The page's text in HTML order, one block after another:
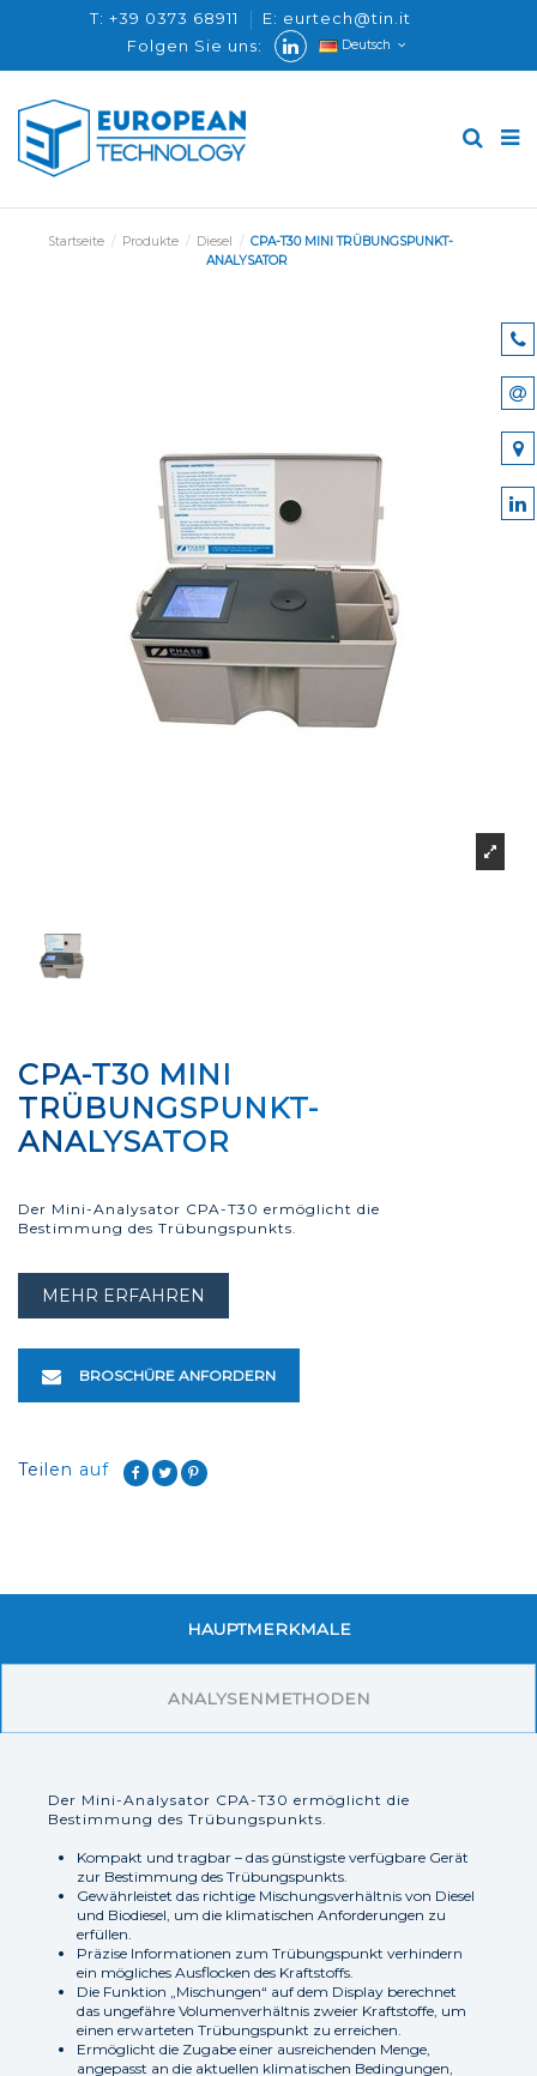
T: +39 0373 68911
E: eurtech@tin.it
Folgen Sie uns:
Deutsch
Startseite Produkte Diesel
CPA-T30 MINI TRÜBUNGSPUNKT-
ANALYSATOR
CPA-T30 MINI
TRÜBUNGSPUNKT-
ANALYSATOR
Der Mini-Analysator CPA-T30 ermöglicht die
Bestimmung des Trübungspunkts.
MEHR ERFAHREN
BROSCHÜRE ANFORDERN
Teilen auf
HAUPTMERKMALE
ANALYSENMETHODEN
Der Mini-Analysator CPA-T30 ermöglicht die
Bestimmung des Trübungspunkts.
Kompakt und tragbar – das günstigste verfügbare Gerät
zur Bestimmung des Trübungspunkts.
Gewährleistet das richtige Mischungsverhältnis von Diesel
und Biodiesel, um die klimatischen Anforderungen zu
erfüllen.
Präzise Informationen zum Trübungspunkt verhindern
ein mögliches Ausflocken des Kraftstoffs.
Die Funktion „Mischungen“ auf dem Display berechnet
das ungefähre Volumenverhältnis zweier Kraftstoffe, um
einen erwarteten Trübungspunkt zu erreichen.
Ermöglicht die Zugabe einer ausreichenden Menge,
angepasst an die aktuellen klimatischen Bedingungen,